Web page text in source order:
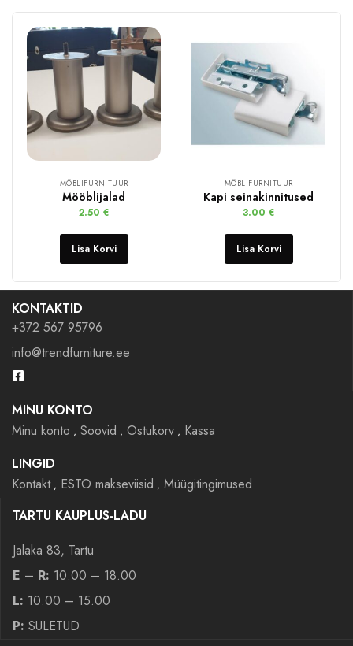
MÖBLIFURNITUUR
Mööblijalad
2.50 €
Lisa Korvi
MÖBLIFURNITUUR
Kapi seinakinnitused
3.00 €
Lisa Korvi
KONTAKTID
+372 567 95796
info@trendfurniture.ee
MINU KONTO
Minu konto
Soovid Ostukorv
Kassa
LINGID
Kontakt
ESTO makseviisid
Müügitingimused
TARTU KAUPLUS-LADU
Jalaka 83, Tartu
E – R: 10.00 – 18.00
L: 10.00 – 15.00
P: SULETUD